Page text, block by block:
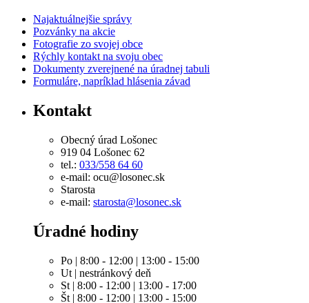
Najaktuálnejšie správy
Pozvánky na akcie
Fotografie zo svojej obce
Rýchly kontakt na svoju obec
Dokumenty zverejnené na úradnej tabuli
Formuláre, napríklad hlásenia závad
Kontakt
Obecný úrad Lošonec
919 04 Lošonec 62
tel.: 033/558 64 60
e-mail: ocu@losonec.sk
Starosta
e-mail: starosta@losonec.sk
Úradné hodiny
Po | 8:00 - 12:00 | 13:00 - 15:00
Ut | nestránkový deň
St | 8:00 - 12:00 | 13:00 - 17:00
Št | 8:00 - 12:00 | 13:00 - 15:00